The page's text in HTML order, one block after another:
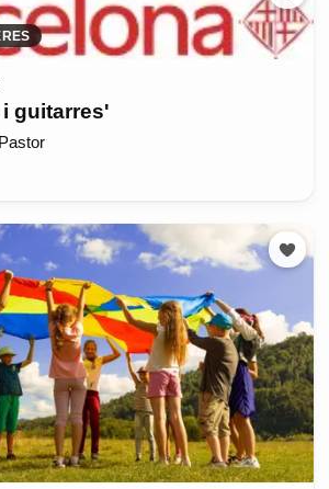
guitarres'